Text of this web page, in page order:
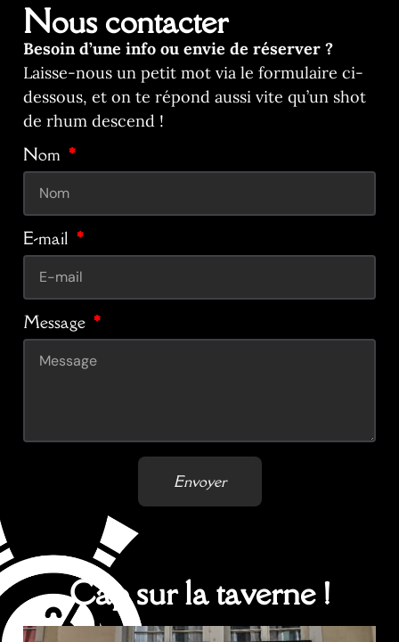
Nous contacter
Besoin d’une info ou envie de réserver ?
Laisse-nous un petit mot via le formulaire ci-
dessous, et on te répond aussi vite qu’un shot
de rhum descend !
Nom
E-mail
Message
Envoyer
Cap sur la taverne !